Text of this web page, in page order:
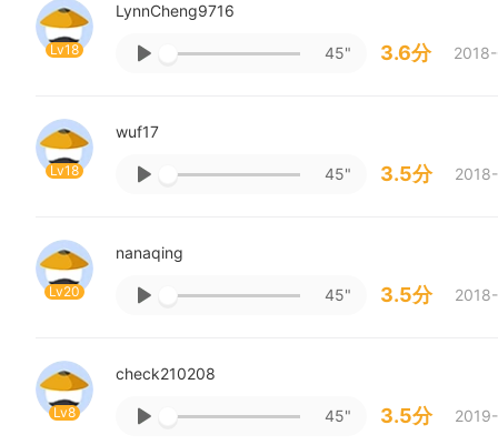
Lv18
LynnCheng9716
45" 3.6分
Lv18
wuf17
45" 3.5分
Lv20
nanaqing
45" 3.5分
Lv8
check210208
45" 3.5分